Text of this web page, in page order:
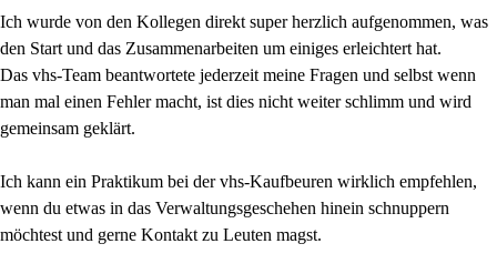
Ich wurde von den Kollegen direkt super herzlich aufgenommen, was
den Start und das Zusammenarbeiten um einiges erleichtert hat.
Das vhs-Team beantwortete jederzeit meine Fragen und selbst wenn
man mal einen Fehler macht, ist dies nicht weiter schlimm und wird
gemeinsam geklärt.
Ich kann ein Praktikum bei der vhs-Kaufbeuren wirklich empfehlen,
wenn du etwas in das Verwaltungsgeschehen hinein schnuppern
möchtest und gerne Kontakt zu Leuten magst.